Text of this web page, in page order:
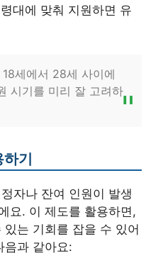
대에 맞춰 지원하면 유
세에서 28세 사이에
시기를 미리 잘 고려하
기
자나 잔여 인원이 발생
요. 이 제도를 활용하면,
는 기회를 잡을 수 있어
음과 같아요: